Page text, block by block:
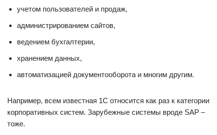
учетом пользователей и продаж,
администрированием сайтов,
ведением бухгалтерии,
хранением данных,
автоматизацией документооборота и многим другим.
Например, всем известная 1С относится как раз к категории
корпоративных систем. Зарубежные системы вроде SAP –
тоже.